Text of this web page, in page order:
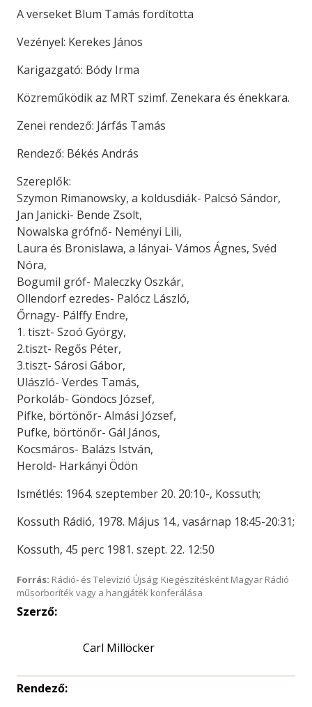
A verseket Blum Tamás fordította
Vezényel: Kerekes János
Karigazgató: Bódy Irma
Közreműködik az MRT szimf. Zenekara és énekkara.
Zenei rendező: Járfás Tamás
Rendező: Békés András
Szereplők:
Szymon Rimanowsky, a koldusdiák- Palcsó Sándor,
Jan Janicki- Bende Zsolt,
Nowalska grófnő- Neményi Lili,
Laura és Bronislawa, a lányai- Vámos Ágnes, Svéd
Nóra,
Bogumil gróf- Maleczky Oszkár,
Ollendorf ezredes- Palócz László,
Őrnagy- Pálffy Endre,
1. tiszt- Szoó György,
2.tiszt- Regős Péter,
3.tiszt- Sárosi Gábor,
Ulászló- Verdes Tamás,
Porkoláb- Göndöcs József,
Pifke, börtönőr- Almási József,
Pufke, börtönőr- Gál János,
Kocsmáros- Balázs István,
Herold- Harkányi Ödön
Ismétlés: 1964. szeptember 20. 20:10-, Kossuth;
Kossuth Rádió, 1978. Május 14., vasárnap 18:45-20:31;
Kossuth, 45 perc 1981. szept. 22. 12:50
Forrás: Rádió- és Televízió Újság; Kiegészítésként Magyar Rádió
műsorboríték vagy a hangjáték konferálása
Szerző:
Carl Millöcker
Rendező: